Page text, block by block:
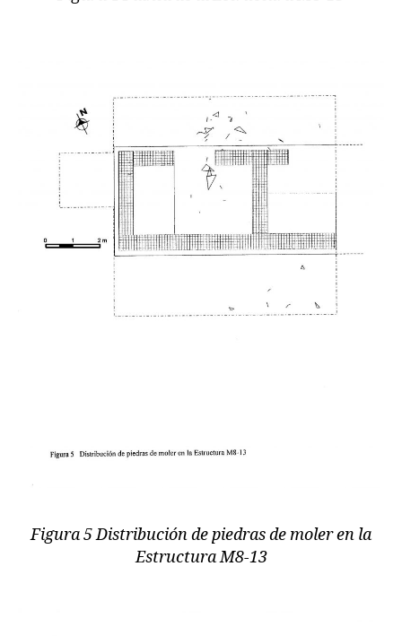
Figura 5 Distribución de piedras de moler en la
Estructura M8-13